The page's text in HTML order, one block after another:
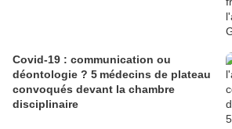
Covid-19 : communication ou
déontologie ? 5 médecins de plateau
convoqués devant la chambre
disciplinaire